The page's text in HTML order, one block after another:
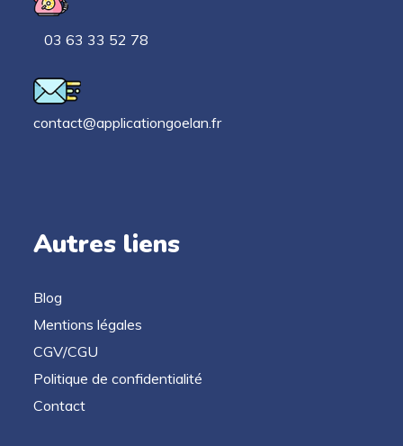
03 63 33 52 78
contact@applicationgoelan.fr
Autres liens
Blog
Mentions légales
CGV/CGU
Politique de confidentialité
Contact